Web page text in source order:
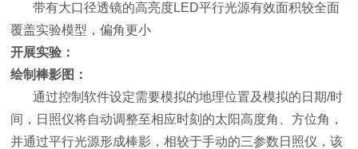
带有大口径透镜的高亮度LED平行光源有效面积较全面
覆盖实验模型，偏角更小
开展实验：
绘制棒影图：
通过控制软件设定需要模拟的地理位置及模拟的日期/时
间，日照仪将自动调整至相应时刻的太阳高度角、方位角，
并通过平行光源形成棒影，相较于手动的三参数日照仪，该